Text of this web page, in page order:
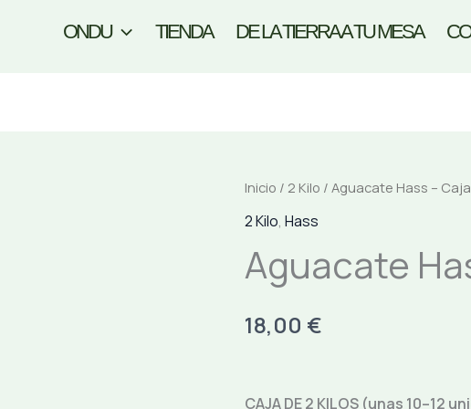
ONDU TIENDA DE LA TIERRA A TU MESA
Inicio / 2 Kilo / Aguacate Hass –
2 Kilo,Hass
Aguacate
18,00 €
CAJA DE 2 KILOS (unas 10–12